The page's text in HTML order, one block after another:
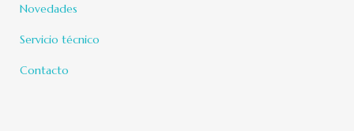
Novedades
Servicio técnico
Contacto